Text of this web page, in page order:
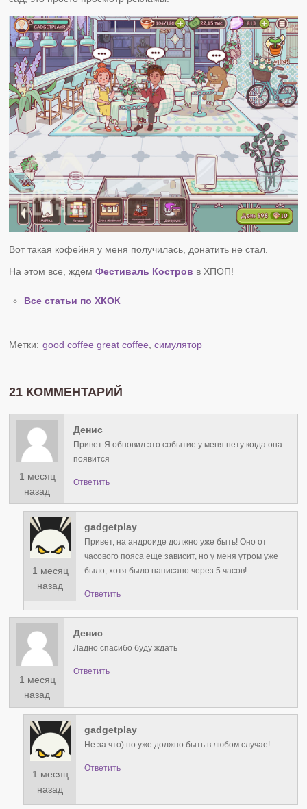
Вот такая кофейня у меня получилась, донатить не стал.
На этом все, ждемФестиваль Костров в ХПОП!
Все статьи по ХКОК
Метки: good coffee great coffee ,симулятор
21 КОММЕНТАРИЙ
1 месяц
назад
Денис
Привет Я обновил это событие у меня нету когда она
появится
Ответить
1 месяц
назад
gadgetplay
Привет, на андроиде должно уже быть! Оно от
часового пояса еще зависит, но у меня утром уже
было, хотя было написано через 5 часов!
Ответить
1 месяц
назад
Денис
Ладно спасибо буду ждать
Ответить
1 месяц
назад
gadgetplay
Не за что) но уже должно быть в любом случае!
Ответить